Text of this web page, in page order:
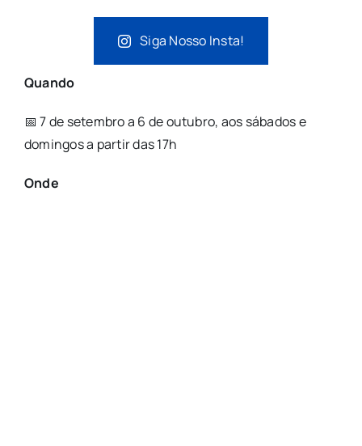
Siga Nosso Insta!
Quando
📅 7 de setembro a 6 de outubro, aos sábados e
domingos a partir das 17h
Onde